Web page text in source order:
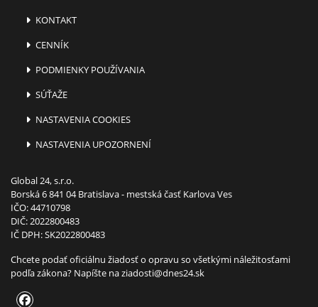
KONTAKT
CENNÍK
PODMIENKY POUŽÍVANIA
SÚŤAŽE
NASTAVENIA COOKIES
NASTAVENIA UPOZORNENÍ
Global 24, s.r.o.
Borská 6 841 04 Bratislava - mestská časť Karlova Ves
IČO: 44710798
DIČ: 2022800483
IČ DPH: SK2022800483
Chcete podať oficiálnu žiadosť o opravu so všetkými náležitosťami
podľa zákona? Napíšte naziadosti@dnes24.sk